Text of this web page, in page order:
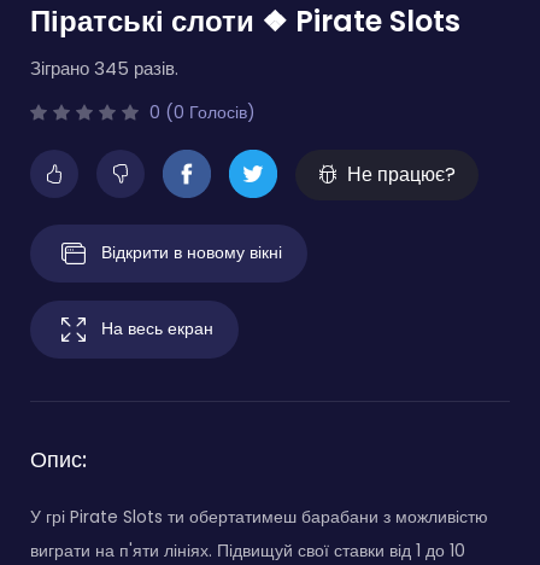
Піратські слоти ❖ Pirate Slots
Зіграно 345 разів.
0 (0 Голосів)
Не працює?
Відкрити в новому вікні
На весь екран
Опис:
У грі Pirate Slots ти обертатимеш барабани з можливістю
виграти на п'яти лініях. Підвищуй свої ставки від 1 до 10